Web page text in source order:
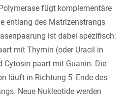
fügt komplementäre
entlang des Matrizenstrangs
ist dabei spezifisch:
mit Thymin (oder Uracil in
Cytosin paart mit Guanin. Die
läuft in Richtung 5'-Ende des
Neue Nukleotide werden